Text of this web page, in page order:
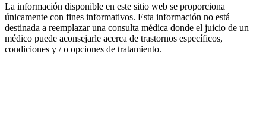
La información disponible en este sitio web se proporciona
únicamente con fines informativos. Esta información no está
destinada a reemplazar una consulta médica donde el juicio de un
médico puede aconsejarle acerca de trastornos específicos,
condiciones y / o opciones de tratamiento.